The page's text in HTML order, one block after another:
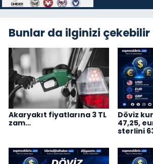
Bunlar da ilginizi çekebilir
Akaryakıt fiyatlarına 3 TL
zam…
Döviz
47,25,
sterlini